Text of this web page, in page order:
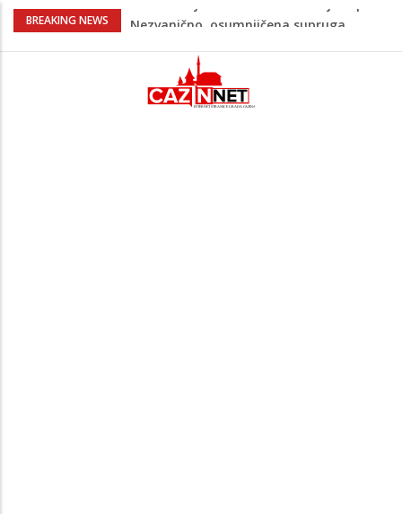
BREAKING NEWS
Na Ahiret preselila Bešić (rođ. Blažević)
Na Ahiret preselio ŠUPUK (Refik) ŠEFIK
Evo koje države su zasad za, a koje
protiv Infantina na izborima: Srbija i